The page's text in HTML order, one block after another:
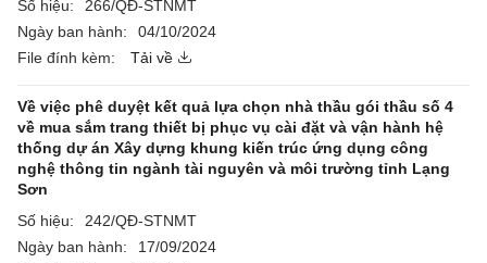
Số hiệu:
266/QĐ-STNMT
Ngày ban hành:
04/10/2024
File đính kèm:
Tải về
Về việc phê duyệt kết quả lựa chọn nhà thầu gói thầu số 4
về mua sắm trang thiết bị phục vụ cài đặt và vận hành hệ
thống dự án Xây dựng khung kiến trúc ứng dụng công
nghệ thông tin ngành tài nguyên và môi trường tỉnh Lạng
Sơn
Số hiệu:
242/QĐ-STNMT
Ngày ban hành:
17/09/2024